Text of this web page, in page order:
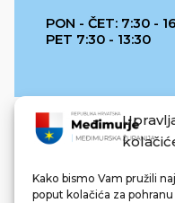
Kako bismo Vam pružili
poput kolačića za
PON - ČET: 7:30 -
PET 7:30 - 13:30